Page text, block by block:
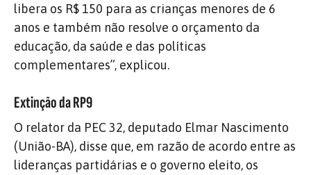
libera os R$ 150 para as crianças menores de 6
anos e também não resolve o orçamento da
educação, da saúde e das políticas
complementares”, explicou.
Extinção da RP9
O relator da PEC 32, deputado Elmar Nascimento
(União-BA), disse que, em razão de acordo entre as
lideranças partidárias e o governo eleito, os